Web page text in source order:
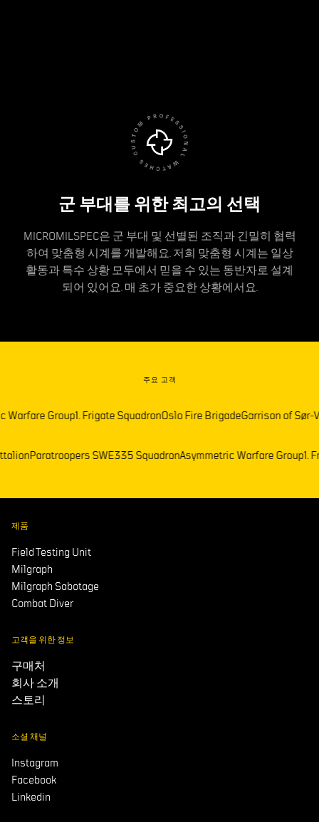
군 부대를 위한 최고의 선택
MICROMILSPEC은 군 부대 및 선별된 조직과 긴밀히 협력
하여 맞춤형 시계를 개발해요. 저희 맞춤형 시계는 일상
활동과 특수 상황 모두에서 믿을 수 있는 동반자로 설계
되어 있어요. 매 초가 중요한 상황에서요.
주요 고객
Group1. Frigate SquadronOslo Fire BrigadeGarrison of Sør-
BattalionParatroopers SWE335 SquadronAsymmetric Warfare
제품
Field Testing Unit
Milgraph
Milgraph Sabotage
Combat Diver
고객을 위한 정보
구매처
회사 소개
스토리
소셜 채널
Instagram
Facebook
Linkedin